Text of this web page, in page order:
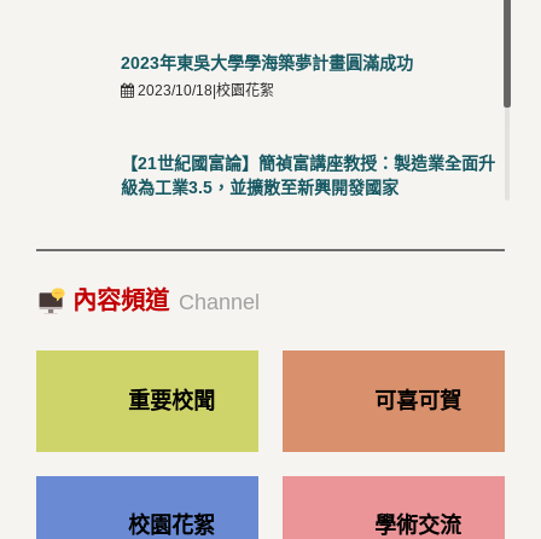
2023年東吳大學學海築夢計畫圓滿成功
2023/10/18|校園花絮
【21世紀國富論】簡禎富講座教授：製造業全面升
級為工業3.5，並擴散至新興開發國家
2023/10/18|推薦閱讀
內容頻道 Channel
重要校聞 可喜可賀
校園花絮 學術交流